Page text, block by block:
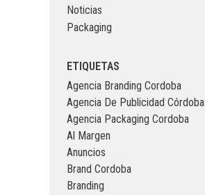
Noticias
Packaging
ETIQUETAS
Agencia Branding Cordoba
Agencia De Publicidad Córdoba
Agencia Packaging Cordoba
Al Margen
Anuncios
Brand Cordoba
Branding